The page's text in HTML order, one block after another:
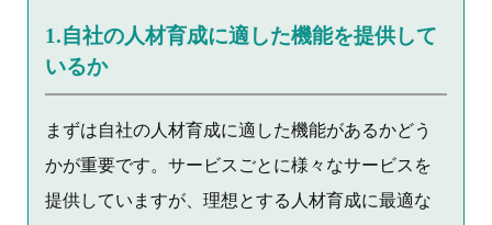
1.自社の人材育成に適した機能を提供して
いるか
まずは自社の人材育成に適した機能があるかどう
かが重要です。サービスごとに様々なサービスを
提供していますが、理想とする人材育成に最適な